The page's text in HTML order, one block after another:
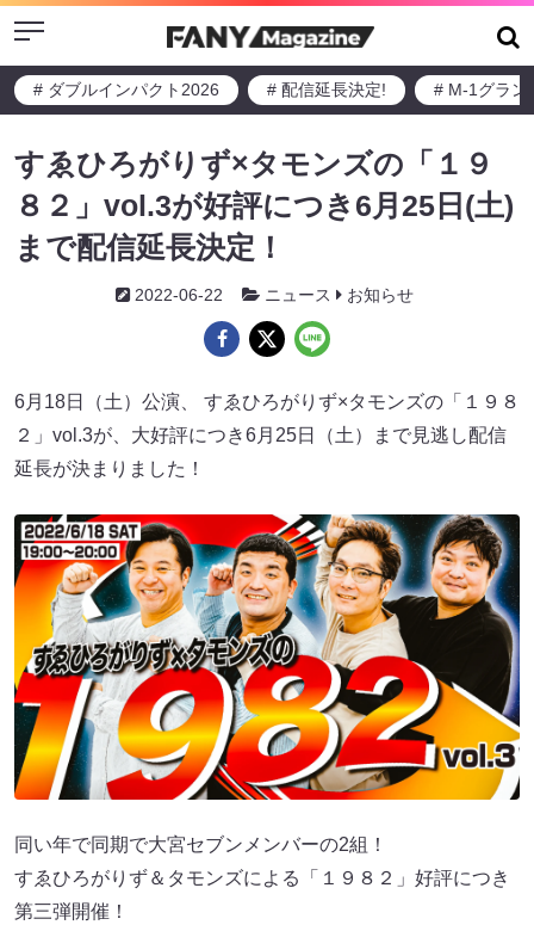
Menu
# ダブルインパクト2026 # 配信延長決定! # M-1グラン
すゑひろがりず×タモンズの「１９
８２」vol.3が好評につき6月25日(土)
まで配信延長決定！
2022-06-22 ニュース お知らせ
6月18日（土）公演、 すゑひろがりず×タモンズの「１９８
２」vol.3が、大好評につき6月25日（土）まで見逃し配信
延長が決まりました！
同い年で同期で大宮セブンメンバーの2組！
すゑひろがりず＆タモンズによる「１９８２」好評につき
第三弾開催！